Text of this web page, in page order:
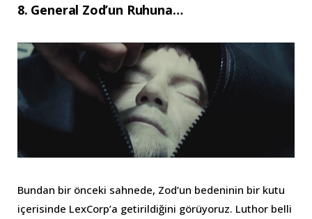
8. General Zod’un Ruhuna…
Bundan bir önceki sahnede, Zod’un bedeninin bir kutu
içerisinde LexCorp’a getirildiğini görüyoruz. Luthor belli